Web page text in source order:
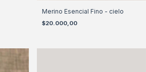
Merino Esencial Fino - cielo
$20.000,00